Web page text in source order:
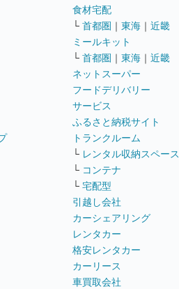
食材宅配
└ 首都圏 ｜ 東海 ｜ 近畿
ミールキット
└ 首都圏 ｜ 東海 ｜ 近畿
ネットスーパー
フードデリバリー
サービス
ふるさと納税サイト
トランクルーム
└ レンタル収納スペース
└ コンテナ
└ 宅配型
引越し会社
カーシェアリング
レンタカー
格安レンタカー
カーリース
車買取会社